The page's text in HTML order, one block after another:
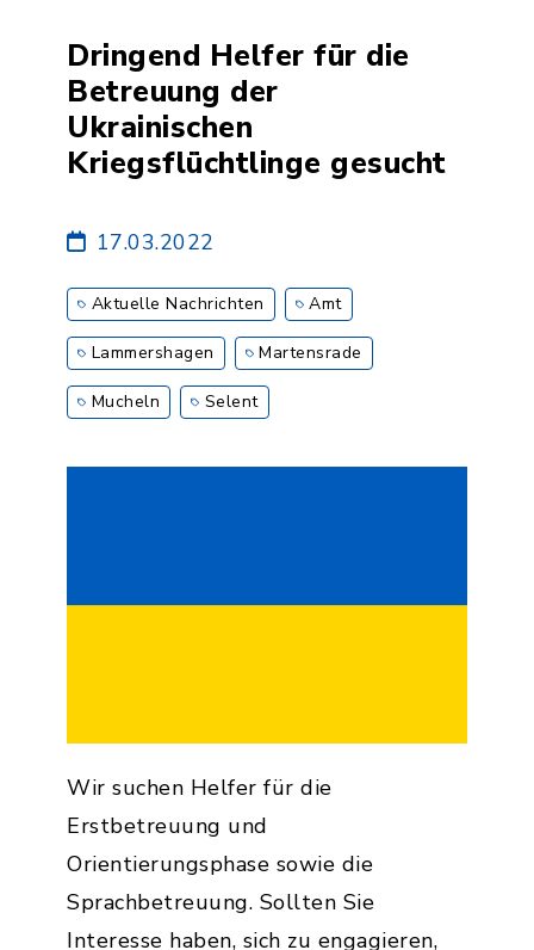
Dringend Helfer für die
Betreuung der
Ukrainischen
Kriegsflüchtlinge gesucht
17.03.2022
Aktuelle Nachrichten Amt
Lammershagen Martensrade
Mucheln Selent
Wir suchen Helfer für die
Erstbetreuung und
Orientierungsphase sowie die
Sprachbetreuung. Sollten Sie
Interesse haben, sich zu engagieren,